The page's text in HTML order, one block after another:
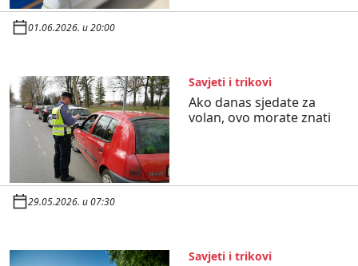
01.06.2026. u 20:00
Savjeti i trikovi
Ako danas sjedate za
volan, ovo morate znati
29.05.2026. u 07:30
Savjeti i trikovi